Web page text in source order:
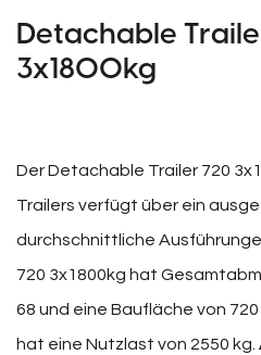
Detachable
3x1800kg
Der Detachable Trailer 720
Trailers verfügt über ein
durchschnittliche
720 3x1800kg hat
68 und eine Baufläche von
hat eine Nutzlast von 2550 kg.